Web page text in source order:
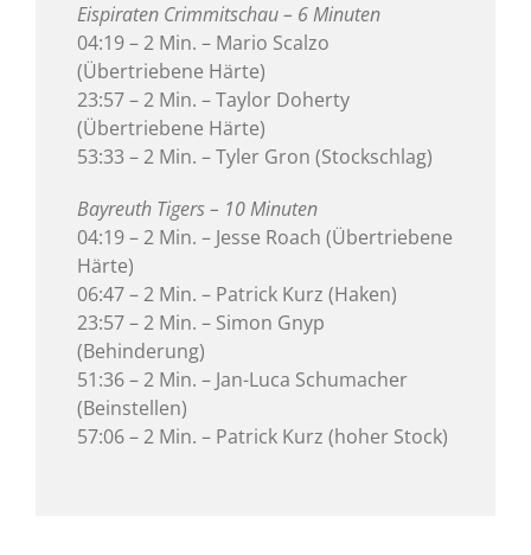
Eispiraten Crimmitschau – 6 Minuten
04:19 – 2 Min. – Mario Scalzo
(Übertriebene Härte)
23:57 – 2 Min. – Taylor Doherty
(Übertriebene Härte)
53:33 – 2 Min. – Tyler Gron (Stockschlag)
Bayreuth Tigers – 10 Minuten
04:19 – 2 Min. – Jesse Roach (Übertriebene
Härte)
06:47 – 2 Min. – Patrick Kurz (Haken)
23:57 – 2 Min. – Simon Gnyp
(Behinderung)
51:36 – 2 Min. – Jan-Luca Schumacher
(Beinstellen)
57:06 – 2 Min. – Patrick Kurz (hoher Stock)